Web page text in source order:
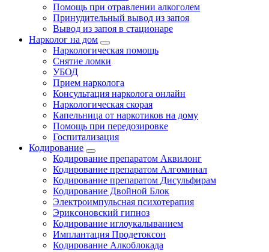
Помощь при отравлении алкоголем
Принудительный вывод из запоя
Вывод из запоя в стационаре
Нарколог на дом
Наркологическая помощь
Снятие ломки
УБОД
Прием нарколога
Консультация нарколога онлайн
Наркологическая скорая
Капельница от наркотиков на дому
Помощь при передозировке
Госпитализация
Кодирование
Кодирование препаратом Аквилонг
Кодирование препаратом Алгоминал
Кодирование препаратом Дисульфирам
Кодирование Двойной Блок
Электроимпульсная психотерапия
Эриксоновский гипноз
Кодирование иглоукалыванием
Имплантация Продетоксон
Кодирование Алкоблокада